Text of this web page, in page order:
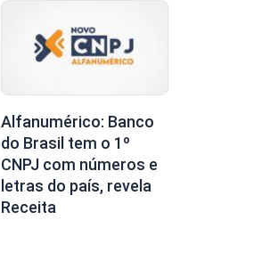
Alfanumérico: Banco
do Brasil tem o 1º
CNPJ com números e
letras do país, revela
Receita